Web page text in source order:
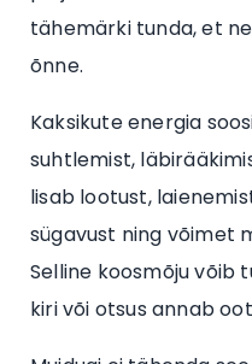
tähemärki tunda, et
õnne.
Kaksikute energia
suhtlemist,
lisab lootust,
sügavust ning võimet
Selline koosmõju võib
kiri või otsus annab